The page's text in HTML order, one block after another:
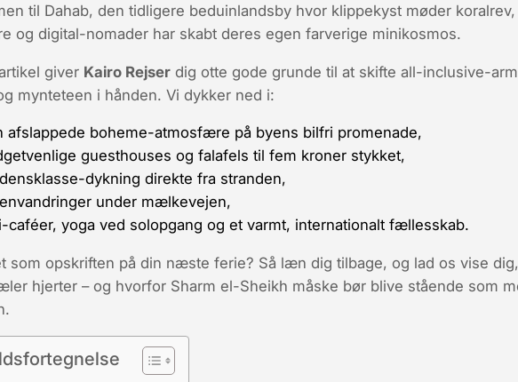
til Dahab, den tidligere beduinlandsby hvor klippekyst møder
og digital-nomader har skabt deres egen farverige minikosmos.
giver Kairo Rejser dig otte gode grunde til at skifte all-inclusive-
mynte­teen i hånden. Vi dykker ned i:
afslappede boheme-atmosfære på byens bilfri promenade,
guesthouses og falafels til fem kroner stykket,
dykning direkte fra stranden,
under mælkevejen,
caféer, yoga ved solopgang og et varmt, internationalt fællesskab.
som opskriften på din næste ferie? Så læn dig tilbage, og lad os vise
hjerter – og hvorfor Sharm el-Sheikh måske bør blive stående som